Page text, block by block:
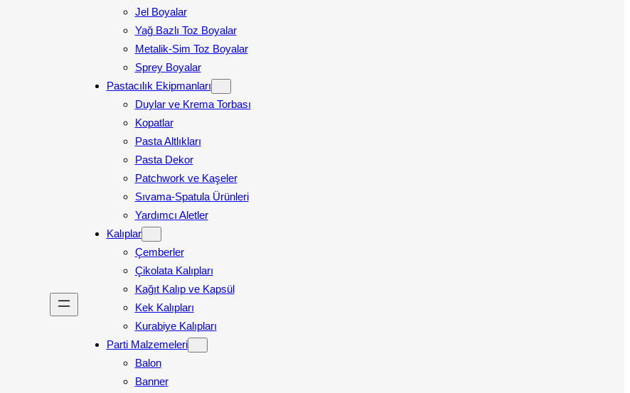
Jel Boyalar
Yağ Bazlı Toz Boyalar
Metalik-Sim Toz Boyalar
Sprey Boyalar
Pastacılık Ekipmanları
Duylar ve Krema Torbası
Kopatlar
Pasta Altlıkları
Pasta Dekor
Patchwork ve Kaşeler
Sıvama-Spatula Ürünleri
Yardımcı Aletler
Kalıplar
Çemberler
Çikolata Kalıpları
Kağıt Kalıp ve Kapsül
Kek Kalıpları
Kurabiye Kalıpları
Parti Malzemeleri
Balon
Banner